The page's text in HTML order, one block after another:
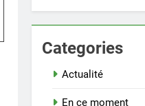
Categories
Actualité
En ce moment